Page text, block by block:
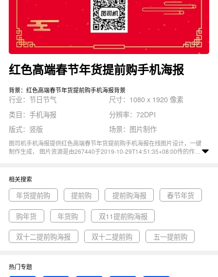
红色高端春节年货提前购手机海报
背景：红色高端春节年货提前购手机海报背景
行业：节日节气
尺寸：1080 x 1920 像素
类目：手机海报
分辨率：72DPI
版式：竖版
场景：图片制作
图司机手机海报提供红色高端春节年货提前购手机海报在线图片设计，一键
制作生成， 图片资源是由267440于2019-10-29T14:51:35+08:00传的作
花, 年货主题。 主要用于节日节气行业，为您推荐与红色高端春节年货提前
购手机海报相关的专题年货提前购, 提前购, 提前购海报等优质图片模板资
源。
相关搜索
年货提前购 提前购 提前购海报 春节年货
购年货 年货购 双11提前购海报
双十二提前购海报 双十二提前购 五一提前购
热门专题